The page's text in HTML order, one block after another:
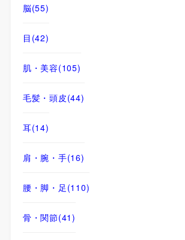
脳(55)
目 (42)
肌・美容(105)
毛髪・頭皮(44)
耳(14)
肩・腕・手(16)
腰・脚・足 (110)
骨・関節(41)